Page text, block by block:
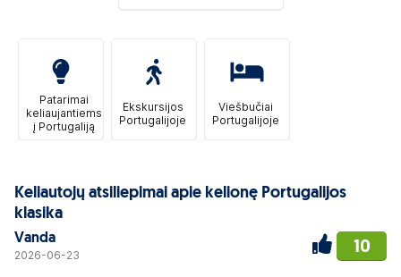
Patarimai
keliaujantiems
į Portugaliją
Ekskursijos
Portugalijoje
Viešbučiai
Portugalijoje
Keliautojų atsiliepimai apie kelionę Portugalijos
klasika
Vanda
2026-06-23 10